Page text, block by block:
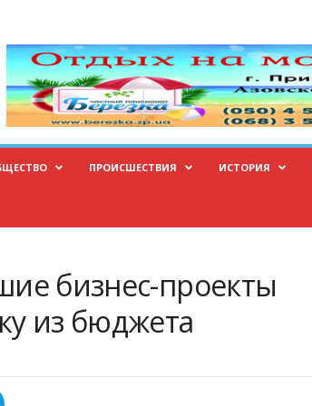
ПРОИСШЕСТВИЯ ИСТОРИЯ
бизнес-проекты
из бюджета